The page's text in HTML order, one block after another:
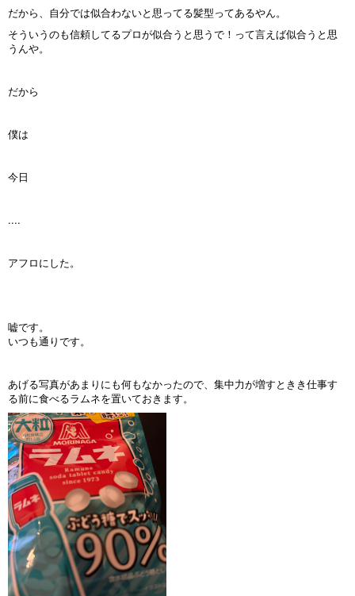
だから、自分では似合わないと思ってる髪型ってあるやん。
そういうのも信頼してるプロが似合うと思うで！って言えば似合うと思
うんや。
だから
僕は
今日
....
アフロにした。
嘘です。
いつも通りです。
あげる写真があまりにも何もなかったので、集中力が増すときき仕事す
る前に食べるラムネを置いておきます。